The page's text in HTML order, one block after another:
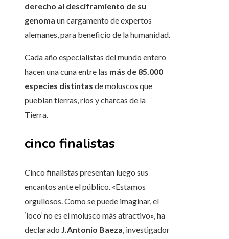
derecho al desciframiento de su
genoma un cargamento de expertos
alemanes, para beneficio de la humanidad.
Cada año especialistas del mundo entero
hacen una cuna entre las más de 85.000
especies distintas de moluscos que
pueblan tierras, ríos y charcas de la
Tierra.
cinco finalistas
Cinco finalistas presentan luego sus
encantos ante el público. «Estamos
orgullosos. Como se puede imaginar, el
‘loco’ no es el molusco más atractivo», ha
declarado J.Antonio Baeza, investigador